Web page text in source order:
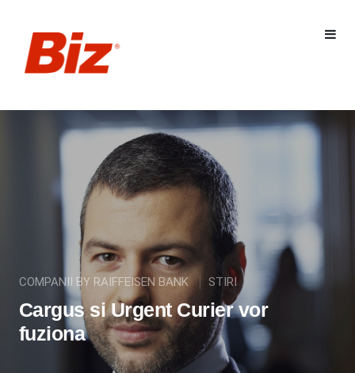
COMPANII BY RAIFFEISEN BANK STIRI
Cargus si Urgent Curier vor
fuziona